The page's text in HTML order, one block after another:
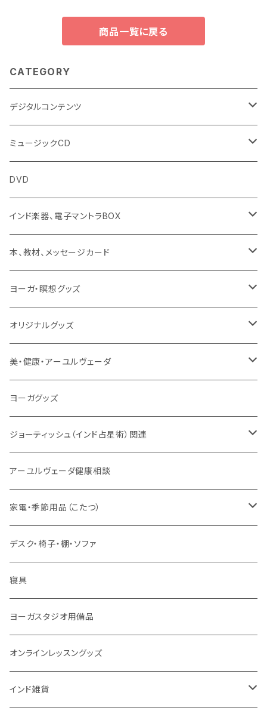
商品一覧に戻る
CATEGORY
デジタルコンテンツ
チャンティング（マントラ）
ヨーガスートラ（オーディオ版）
ミュージック
動画
本／資料（PDFデータ）
トウドウ作品
ミュージックCD
イミー・ウーイ
般若心経
マントラ（ヴェーダ）
イミー・ウーイ・メッセージ
ヴェーダプラカーシャ・トウドウ
サンスクリット讃歌、叙事詩
インド古典音楽
ほか
DVD
インド楽器、電子マントラBOX
タンブーラ（オンデマンド/海外直送）
電子タンブーラ
マントラBOX
本、教材、メッセージカード
本
ヴェーダプラカーシャ・トウドウ著作
サンスクリット教材
ヨーガ・瞑想グッズ
シンギングボール
チベタンベル、ティンシャ
線香
法具・珠数・神仏象
ヤントラ
宝石
雑貨
ブランケット
オリジナルグッズ
Tシャツ
VEDAヤントラロゴ入り
スマホケース
VEDA CENTER ヤントラロゴ入り
美・健康・アーユルヴェーダ
健康全般/アーユルヴェーダ
ボディケア
ヘアケア
アイドロップ
点鼻オイル
オーガニック・アーユルヴェーダ
ヨーガ / 瞑想
毎日の生活目的
女性ケア
男性ケア
ヨーガグッズ
ジョーティッシュ（インド占星術）関連
総合相談
３問コース
５問コース
相性診断
長期予測
誕生時間選定
大まかな誕生時間
誕生時間不明
ヤジニャ / 宝石 / マントラ / 名付け
吉日選定
アーユルヴェーダ健康相談
家電・季節用品（こたつ）
季節・空調家電
こたつ・こたつ用品
デスク・椅子・棚・ソファ
寝具
ヨーガスタジオ用備品
オンラインレッスングッズ
インド雑貨